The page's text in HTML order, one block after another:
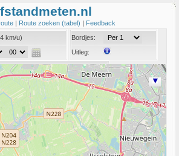
| Route zoeken (tabel) | Feedback
km/u)
Bordjes:
Uitleg:
naar deze route